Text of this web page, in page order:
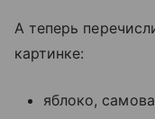
А теперь
картинке:
яблоко,